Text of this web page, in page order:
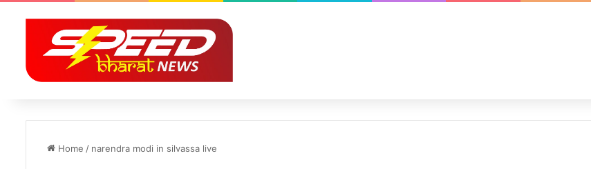
Home / narendra modi in silvassa live